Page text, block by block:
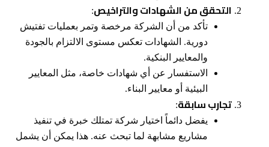
التحقق من الشهادات والتراخيص:
تأكد من أن الشركة مرخصة وتمر بعمليات تفتيش
دورية. الشهادات تعكس مستوى الالتزام بالجودة
والمعايير البنكية.
الاستفسار عن أي شهادات خاصة، مثل المعايير
البيئية أو معايير البناء.
تجارب سابقة:
يفضل دائماً اختيار شركة تمتلك خبرة في تنفيذ
مشاريع مشابهة لما تبحث عنه. هذا يمكن أن يشمل